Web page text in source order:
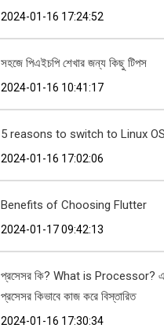
2024-01-16 17:24:52
সহজে পিএইচপি শেখার জন্য কিছু টিপস
2024-01-16 10:41:17
5 reasons to switch to Linux OS
2024-01-16 17:02:06
Benefits of Choosing Flutter
2024-01-17 09:42:13
প্রসেসর কি? What is Processor?
প্রসেসর কিভাবে কাজ করে বিস্তারিত
2024-01-16 17:30:34